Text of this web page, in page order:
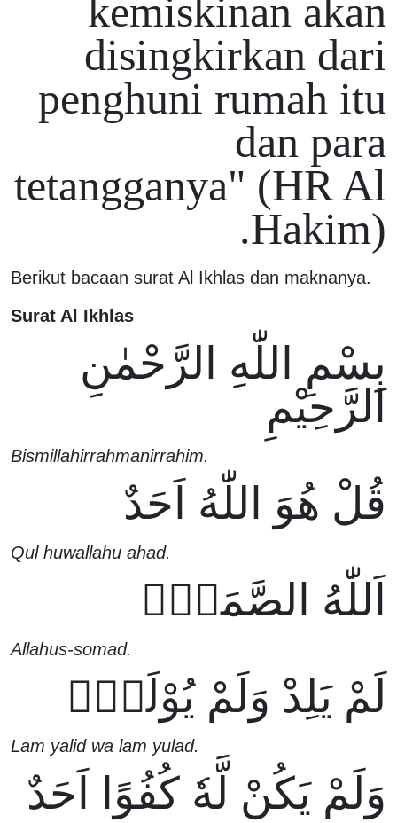
kemiskinan akan
disingkirkan dari
penghuni rumah itu
dan para
tetangganya" (HR Al
Hakim).
Berikut bacaan surat Al Ikhlas dan maknanya.
Surat Al Ikhlas
بِسْمِ اللّٰهِ الرَّحْمٰنِ
الرَّحِيْمِ
Bismillahirrahmanirrahim.
قُلْ هُوَ اللّٰهُ اَحَدٌ
Qul huwallahu ahad.
اَللّٰهُ الصَّمَدُۚ
Allahus-somad.
لَمْ يَلِدْ وَلَمْ يُوْلَدْۙ
Lam yalid wa lam yulad.
وَلَمْ يَكُنْ لَّهٗ كُفُوًا اَحَدٌ